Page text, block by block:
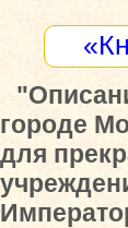
городе
для